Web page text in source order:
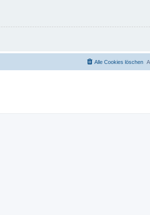
Alle Cookies löschen